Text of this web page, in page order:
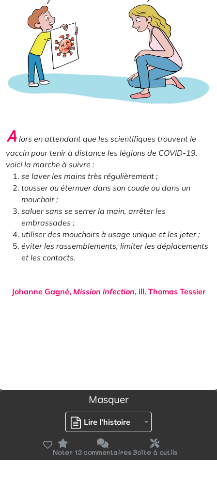
A lors en attendant que les scientifiques trouvent le
vaccin pour tenir à distance les légions de COVID-19,
voici la marche à suivre :
se laver les mains très régulièrement ;
tousser ou éternuer dans son coude ou dans un
mouchoir ;
saluer sans se serrer la main, arrêter les
embrassades ;
utiliser des mouchoirs à usage unique et les jeter ;
éviter les rassemblements, limiter les déplacements
et les contacts.
Johanne Gagné, Mission infection, ill. Thomas Tessier
Masquer
Lire l'histoire
Noter 13 commentaires Boîte à outils